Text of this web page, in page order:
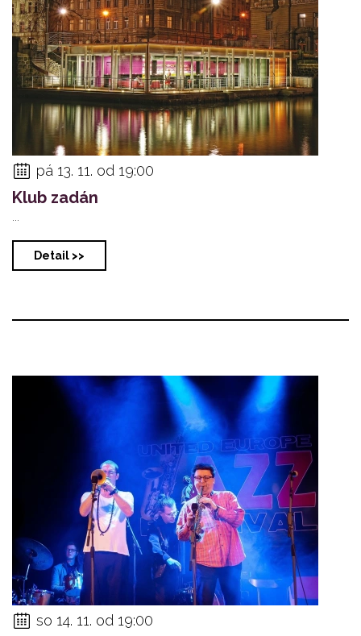
pá 13. 11. od 19:00
Klub zadán
Detail >>
so 14. 11. od 19:00